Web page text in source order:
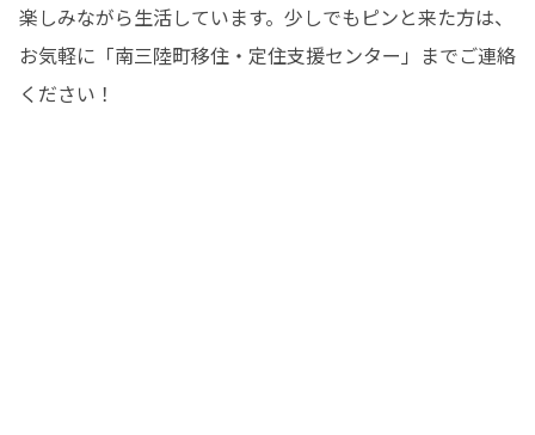
楽しみながら生活しています。少しでもピンと来た方は、
お気軽に「南三陸町移住・定住支援センター」までご連絡
ください！